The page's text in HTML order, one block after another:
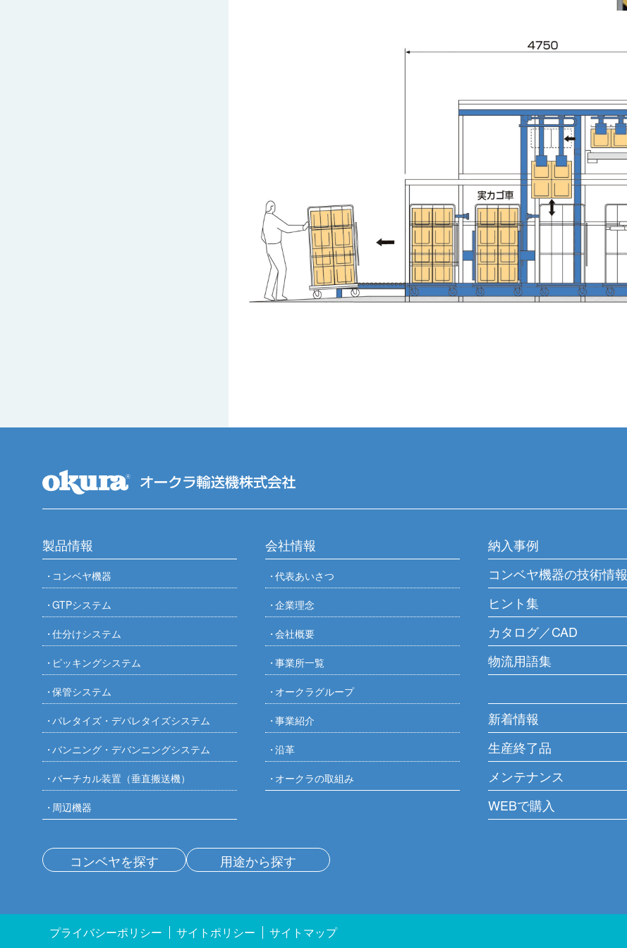
製品情報
コンベヤ機器
GTPシステム
仕分けシステム
ピッキングシステム
保管システム
パレタイズ・デパレタイズシステム
バンニング・デバンニングシステム
バーチカル装置（垂直搬送機）
周辺機器
会社情報
代表あいさつ
企業理念
会社概要
事業所一覧
オークラグループ
事業紹介
沿革
オークラの取組み
納入事例
コンベヤ機器の技術情報
ヒント集
カタログ／CAD
物流用語集
新着情報
生産終了品
メンテナンス
WEBで購入
コンベヤを探す 用途から探す
プライバシーポリシー サイトポリシー サイトマップ